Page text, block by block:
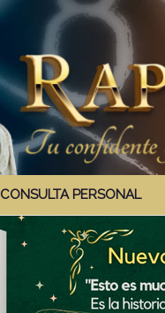
CONSULTA PERSONAL